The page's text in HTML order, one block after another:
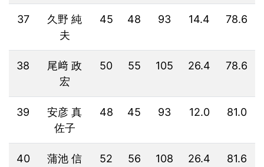
37
久野 純
夫
45 48 93 14.4 78.6
38
尾﨑 政
宏
50 55 105 26.4 78.6
39
安彦 真
佐子
48 45 93 12.0 81.0
40
蒲池 信
52 56 108 26.4 81.6